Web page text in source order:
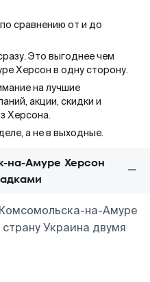
сравнению от и до
Это выгоднее чем
Херсон в одну сторону.
на лучшие
акции, скидки и
Херсона.
а не в выходные.
на-Амуре Херсон
на-Амуре
Украина двумя